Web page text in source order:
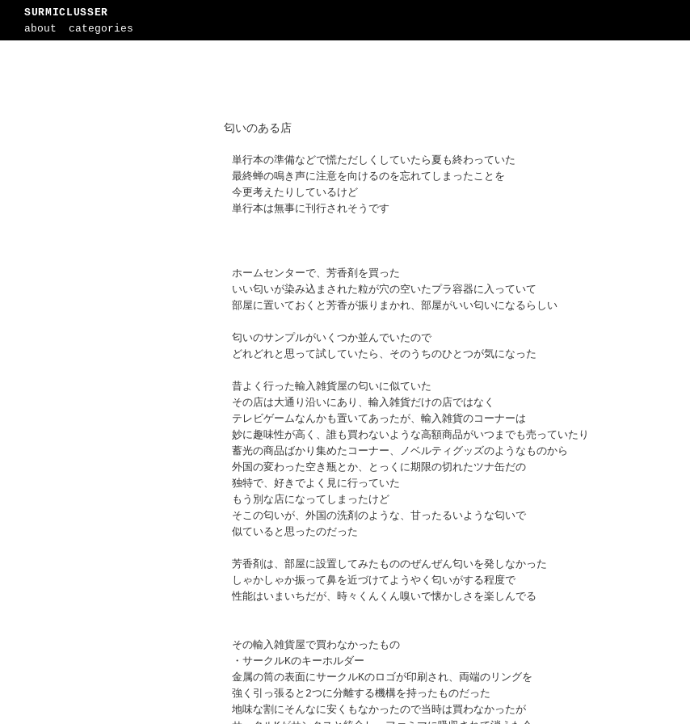
SURMICLUSSER
about
categories
匂いのある店
単行本の準備などで慌ただしくしていたら夏も終わっていた
最終蝉の鳴き声に注意を向けるのを忘れてしまったことを
今更考えたりしているけど
単行本は無事に刊行されそうです
ホームセンターで、芳香剤を買った
いい匂いが染み込まされた粒が穴の空いたプラ容器に入っていて
部屋に置いておくと芳香が振りまかれ、部屋がいい匂いになるらしい
匂いのサンプルがいくつか並んでいたので
どれどれと思って試していたら、そのうちのひとつが気になった
昔よく行った輸入雑貨屋の匂いに似ていた
その店は大通り沿いにあり、輸入雑貨だけの店ではなく
テレビゲームなんかも置いてあったが、輸入雑貨のコーナーは
妙に趣味性が高く、誰も買わないような高額商品がいつまでも売っていたり
蓄光の商品ばかり集めたコーナー、ノベルティグッズのようなものから
外国の変わった空き瓶とか、とっくに期限の切れたツナ缶だの
独特で、好きでよく見に行っていた
もう別な店になってしまったけど
そこの匂いが、外国の洗剤のような、甘ったるいような匂いで
似ていると思ったのだった
芳香剤は、部屋に設置してみたもののぜんぜん匂いを発しなかった
しゃかしゃか振って鼻を近づけてようやく匂いがする程度で
性能はいまいちだが、時々くんくん嗅いで懐かしさを楽しんでる
その輸入雑貨屋で買わなかったもの
・サークルKのキーホルダー
金属の筒の表面にサークルKのロゴが印刷され、両端のリングを
強く引っ張ると2つに分離する機構を持ったものだった
地味な割にそんなに安くもなかったので当時は買わなかったが